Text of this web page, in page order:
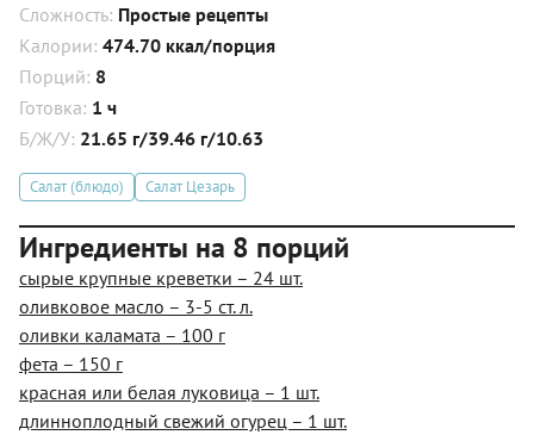
Сложность: Простые рецепты
Калории: 474.70 ккал/порция
Порций: 8
Готовка: 1 ч
Б/Ж/У: 21.65 г/39.46 г/10.63
Салат (блюдо) Салат Цезарь
Ингредиенты на 8 порций
сырые крупные креветки – 24 шт.
оливковое масло – 3-5 ст. л.
оливки каламата – 100 г
фета – 150 г
красная или белая луковица – 1 шт.
длинноплодный свежий огурец – 1 шт.